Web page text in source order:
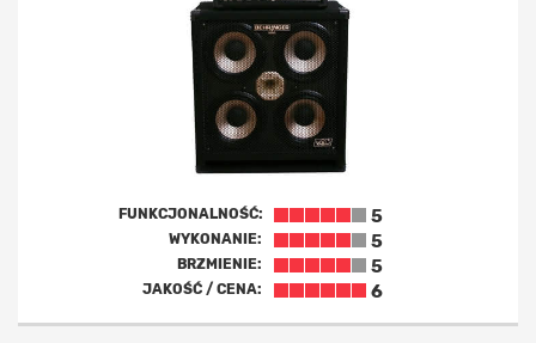
FUNKCJONALNOŚĆ: 5
WYKONANIE: 5
BRZMIENIE: 5
JAKOŚĆ / CENA: 6